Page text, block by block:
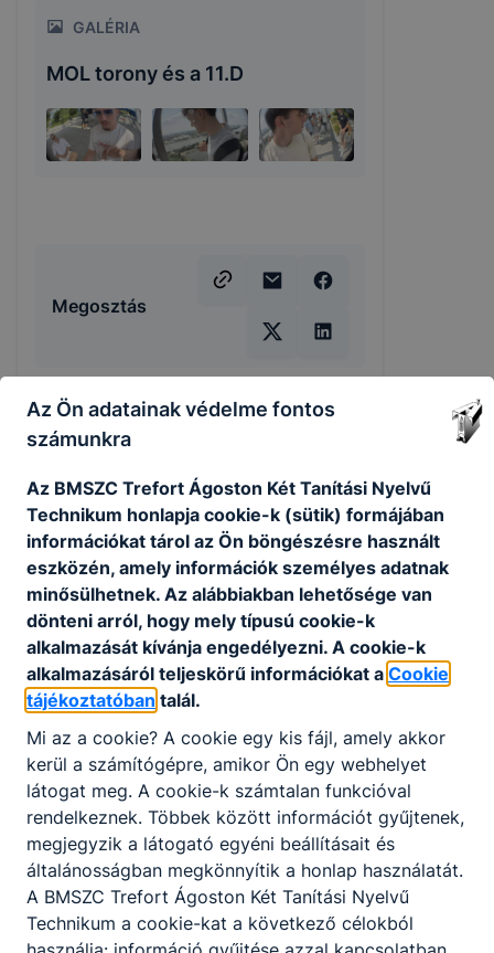
GALÉRIA
MOL torony és a 11.D
Megosztás
Gyarmatosítani mentünk, see you
soon ;)
Ávéd Erzsébet tanárnő szervezésében idén
is útra kelt a trefortosok kis csapata, hogy
testközelből is felfedezzék Anglia legszebb
tájait és nevezetességeit. A diákok és
Az Ön adatainak védelme fontos
számunkra
Az BMSZC Trefort Ágoston Két Tanítási Nyelvű
Technikum honlapja cookie-k (sütik) formájában
információkat tárol az Ön böngészésre használt
eszközén, amely információk személyes adatnak
minősülhetnek. Az alábbiakban lehetősége van
dönteni arról, hogy mely típusú cookie-k
alkalmazását kívánja engedélyezni. A cookie-k
alkalmazásáról teljeskörű információkat a Cookie
tájékoztatóban talál.
Mi az a cookie? A cookie egy kis fájl, amely akkor
kerül a számítógépre, amikor Ön egy webhelyet
látogat meg. A cookie-k számtalan funkcióval
rendelkeznek. Többek között információt gyűjtenek,
megjegyzik a látogató egyéni beállításait és
általánosságban megkönnyítik a honlap használatát.
A BMSZC Trefort Ágoston Két Tanítási Nyelvű
Technikum a cookie-kat a következő célokból